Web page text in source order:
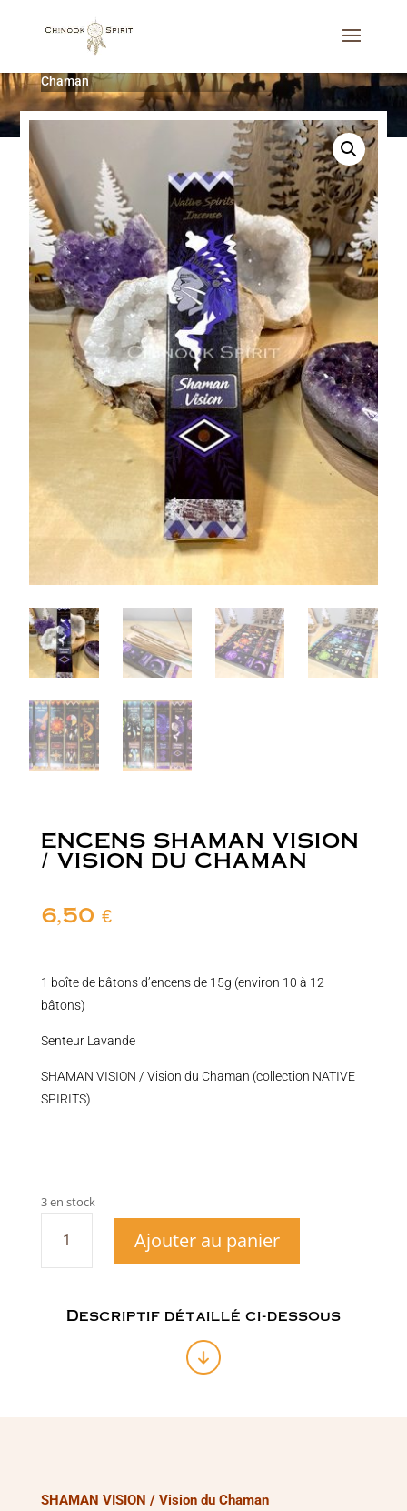
Spirit
Chaman
ENCENS SHAMAN VISION
/ VISION DU CHAMAN
6,50 €
1 boîte de bâtons d’encens de 15g (environ 10 à 12
bâtons)
Senteur Lavande
SHAMAN VISION / Vision du Chaman (collection NATIVE
SPIRITS)
3 en stock
Shaman
Vision
Ajouter au panier
Descriptif détaillé ci-dessous
SHAMAN VISION / Vision du Chaman